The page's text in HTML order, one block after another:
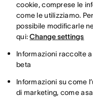
cookie, comprese le
come le utilizziamo.
possibile modificarle
qui:Change settings
Informazioni raccolte
beta
Informazioni su come
di marketing, come